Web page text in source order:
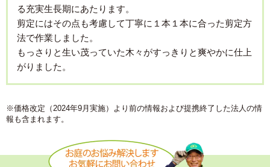
る充実生長期にあたります。
剪定にはその点も考慮して丁寧に１本１本に合った剪定方
法で作業しました。
もっさりと生い茂っていた木々がすっきりと爽やかに仕上
がりました。
※価格改定（2024年9月実施）より前の情報および提携終了した法人の情
報も含まれます。